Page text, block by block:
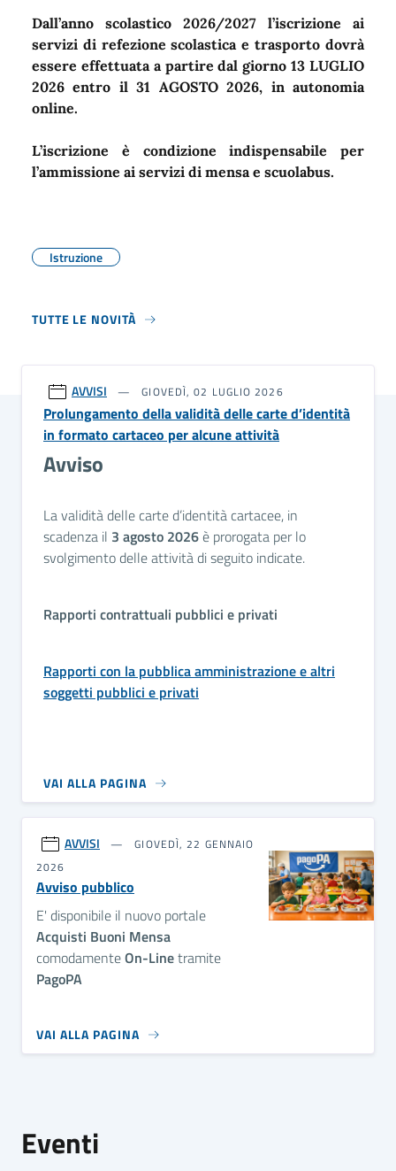
Dall’anno scolastico 2026/2027 l’iscrizione ai
servizi di refezione scolastica e trasporto dovrà
essere effettuata a partire dal giorno 13 LUGLIO
2026 entro il 31 AGOSTO 2026, in autonomia
online.
L’iscrizione è condizione indispensabile per
l’ammissione ai servizi di mensa e scuolabus.
Istruzione
TUTTE LE NOVITÀ
AVVISI GIOVEDÌ, 02 LUGLIO 2026
Prolungamento della validità delle carte d’identità
in formato cartaceo per alcune attività
Avviso
La validità delle carte d’identità cartacee, in
scadenza il 3 agosto 2026è prorogata per lo
svolgimento delle attività di seguito indicate.
Rapporti contrattuali pubblici e privati
Rapporti con la pubblica amministrazione e altri
soggetti pubblici e privati
VAI ALLA PAGINA
AVVISI
GIOVEDÌ, 22 GENNAIO
2026
Avviso pubblico
E' disponibile il nuovo portale
Acquisti Buoni Mensa
comodamenteOn-Linetramite
PagoPA
VAI ALLA PAGINA
Eventi